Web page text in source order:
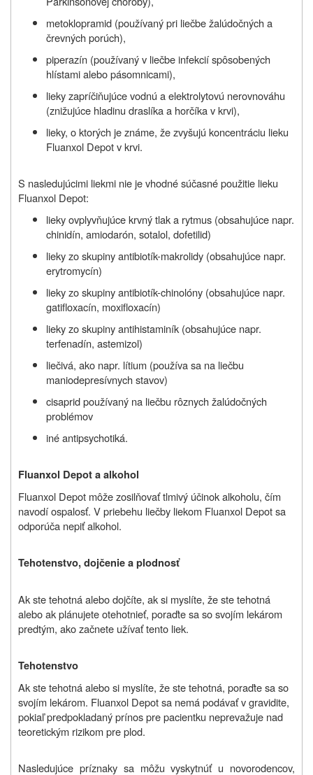
metoklopramid (používaný pri liečbe žalúdočných a
črevných porúch),
piperazín (používaný v liečbe infekcií spôsobených
hlístami alebo pásomnicami),
lieky zapríčiňujúce vodnú a elektrolytovú nerovnováhu
(znižujúce hladinu draslíka a horčíka v krvi),
lieky, o ktorých je známe, že zvyšujú koncentráciu lieku
Fluanxol Depot v krvi.
S nasledujúcimi liekmi nie je vhodné súčasné použitie lieku
Fluanxol Depot:
lieky ovplyvňujúce krvný tlak a rytmus (obsahujúce napr.
chinidín, amiodarón, sotalol, dofetilid)
lieky zo skupiny antibiotík-makrolidy (obsahujúce napr.
erytromycín)
lieky zo skupiny antibiotík-chinolóny (obsahujúce napr.
gatifloxacín, moxifloxacín)
lieky zo skupiny antihistaminík (obsahujúce napr.
terfenadín, astemizol)
liečivá, ako napr. lítium (používa sa na liečbu
maniodepresívnych stavov)
cisaprid používaný na liečbu rôznych žalúdočných
problémov
iné antipsychotiká.
Fluanxol Depot a alkohol
Fluanxol Depot môže zosilňovať tlmivý účinok alkoholu, čím
navodí ospalosť. V priebehu liečby liekom Fluanxol Depot sa
odporúča nepiť alkohol.
Tehotenstvo, dojčenie a plodnosť
Ak ste tehotná alebo dojčíte, ak si myslíte, že ste tehotná
alebo ak plánujete otehotnieť, poraďte sa so svojím lekárom
predtým, ako začnete užívať tento liek.
Tehotenstvo
Ak ste tehotná alebo si myslíte, že ste tehotná, poraďte sa so
svojím lekárom. Fluanxol Depot sa nemá podávať v gravidite,
pokiaľ predpokladaný prínos pre pacientku neprevažuje nad
teoretickým rizikom pre plod.
Nasledujúce príznaky sa môžu vyskytnúť u novorodencov,